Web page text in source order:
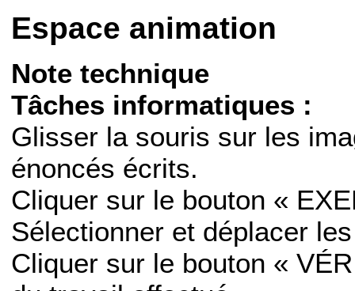
Espace animation
Note technique
Tâches informatiques :
Glisser la souris sur les
énoncés écrits.
Cliquer sur le bouton «
Sélectionner et déplacer
Cliquer sur le bouton «